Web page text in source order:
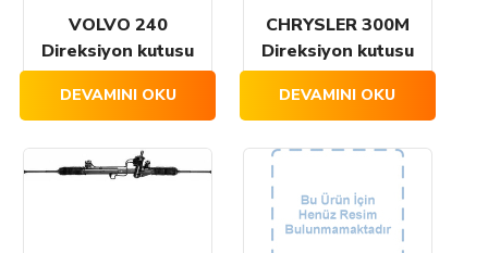
VOLVO 240
Direksiyon kutusu
DEVAMINI OKU
CHRYSLER 300M
Direksiyon kutusu
DEVAMINI OKU